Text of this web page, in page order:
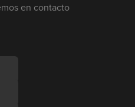
en contacto